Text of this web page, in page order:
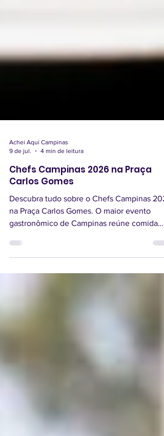
9 de jul.
4 min de leitura
Chefs Campinas 2026 na Praça
Carlos Gomes
Descubra tudo sobre o Chefs Campinas
na Praça Carlos Gomes. O maior evento
gastronômico de Campinas reúne comida